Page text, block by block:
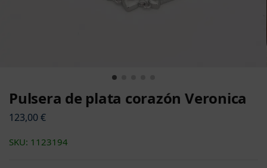
Pulsera de plata corazón Veronica
123,00€
SKU: 1123194